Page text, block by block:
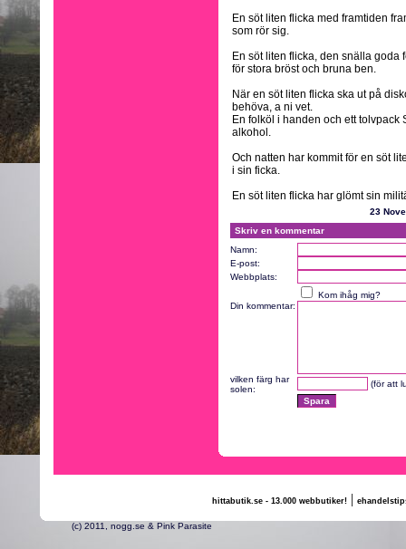
En söt liten flicka med framtiden
som rör sig.
En söt liten flicka, den snälla goda
för stora bröst och bruna ben.
När en söt liten flicka ska ut på
behöva, a ni vet.
En folköl i handen och ett
alkohol.
Och natten har kommit för en söt
i sin ficka.
En söt liten flicka har glömt sin
23
Skriv en kommentar
Namn:
E-post:
Webbplats:
Kom ihåg mig?
Din kommentar:
vilken färg har
solen:
(för att
hittabutik.se - 13.000 webbutiker!|
(c) 2011, nogg.se & Pink Parasite